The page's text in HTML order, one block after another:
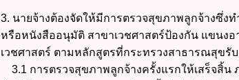
3. นายจ้างต้องจัดให้มีการตรวจสุขภาพลูกจ้างซึ่ง
หรือหนังสืออนุมัติ สาขาเวชศาสตร์ป้องกัน แขนง
เวชศาสตร์ ตามหลักสูตรที่กระทรวงสาธารณสุขรับ
3.1 การตรวจสุขภาพลูกจ้างครั้งแรกให้เสร็จสิ้น